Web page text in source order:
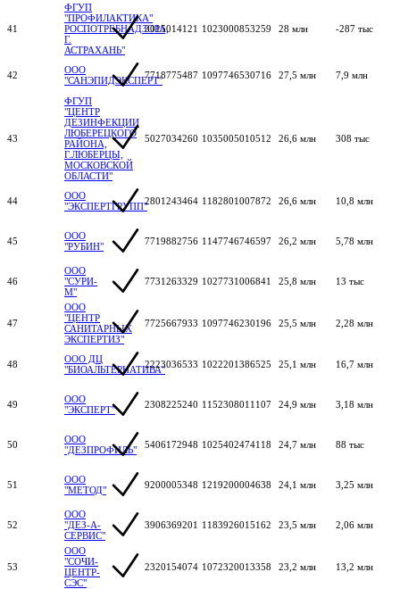
41
ФГУП
"ПРОФИЛАКТИКА"
РОСПОТРЕБНАДЗОРА,
Г.
АСТРАХАНЬ"
3015014121 1023000853259 28 млн -287 тыс
42
ООО
"САНЭПИДЭКСПЕРТ"7718775487 1097746530716 27,5 млн 7,9 млн
43
ФГУП
"ЦЕНТР
ДЕЗИНФЕКЦИИ
ЛЮБЕРЕЦКОГО
РАЙОНА,
Г.ЛЮБЕРЦЫ,
МОСКОВСКОЙ
ОБЛАСТИ"
5027034260 1035005010512 26,6 млн 308 тыс
44
ООО
"ЭКСПЕРТГРУПП"2801243464 1182801007872 26,6 млн 10,8 млн
45
ООО
"РУБИН"
7719882756 1147746746597 26,2 млн 5,78 млн
46
ООО
"СУРИ-
М"
7731263329 1027731006841 25,8 млн 13 тыс
47
ООО
"ЦЕНТР
САНИТАРНЫХ
ЭКСПЕРТИЗ"
7725667933 1097746230196 25,5 млн 2,28 млн
48
ООО ДЦ
"БИОАЛЬТЕРНАТИВА"2223036533 1022201386525 25,1 млн 16,7 млн
49
ООО
"ЭКСПЕРТ"
2308225240 1152308011107 24,9 млн 3,18 млн
50
ООО
"ДЕЗПРОФИЛЬ"
5406172948 1025402474118 24,7 млн 88 тыс
51
ООО
"МЕТОД"
9200005348 1219200004638 24,1 млн 3,25 млн
52
ООО
"ДЕЗ-А-
СЕРВИС"
3906369201 1183926015162 23,5 млн 2,06 млн
53
ООО
"СОЧИ-
ЦЕНТР-
СЭС"
2320154074 1072320013358 23,2 млн 13,2 млн